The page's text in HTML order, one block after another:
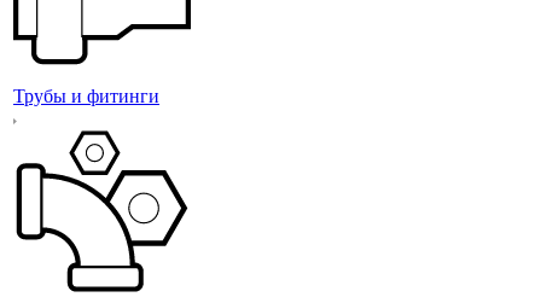
Трубы и фитинги